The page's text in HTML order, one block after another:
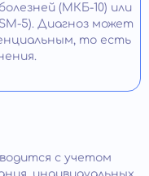
(МКБ-10) или
5). Диагноз может
то есть
с учетом